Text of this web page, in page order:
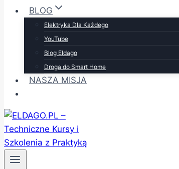
BLOG
Elektryka Dla Każdego
YouTube
Blog Eldago
Droga do Smart Home
NASZA MISJA